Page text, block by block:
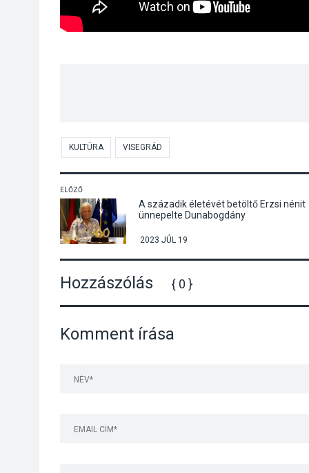
KULTÚRA VISEGRÁD
ELŐZŐ
A századik életévét betöltő Erzsi nénit
ünnepelte Dunabogdány
2023 JÚL 19
Hozzászólás { 0 }
Komment írása